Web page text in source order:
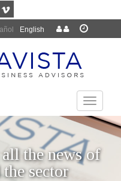
English
TOGGLE
the news of
sector